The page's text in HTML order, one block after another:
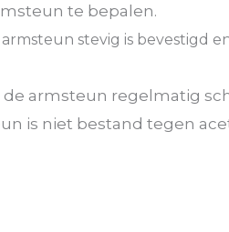
te bepalen.
stevig is bevestigd
de armsteun regelmatig
is niet bestand tegen